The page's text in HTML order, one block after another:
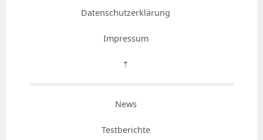
Datenschutzerklärung
Impressum
⇡
News
Testberichte